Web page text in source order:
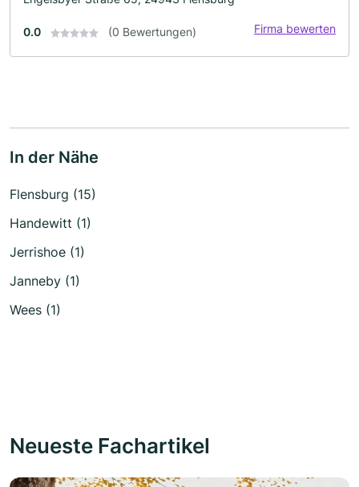
0.0 (0 Bewertungen) Firma bewerten
In der Nähe
Flensburg (15)
Handewitt (1)
Jerrishoe (1)
Janneby (1)
Wees (1)
Neueste Fachartikel